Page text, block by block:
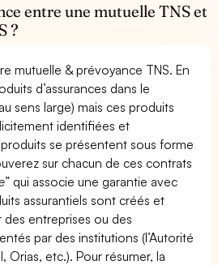
entre une mutuelle TNS et
?
mutuelle & prévoyance TNS. En
d’assurances dans le
sens large) mais ces produits
identifiées et
se présentent sous forme
sur chacun de ces contrats
” qui associe une garantie avec
assurantiels sont créés et
des entreprises ou des
par des institutions (l’Autorité
etc.). Pour résumer, la